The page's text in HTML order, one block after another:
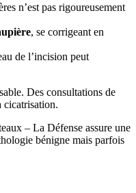
n’est pas rigoureusement
, se corrigeant en
de l’incision peut
Des consultations de
cicatrisation.
– La Défense assure une
bénigne mais parfois